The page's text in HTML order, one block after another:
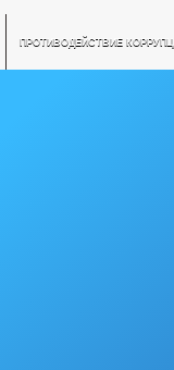
ПРОТИВОДЕЙСТВИЕ